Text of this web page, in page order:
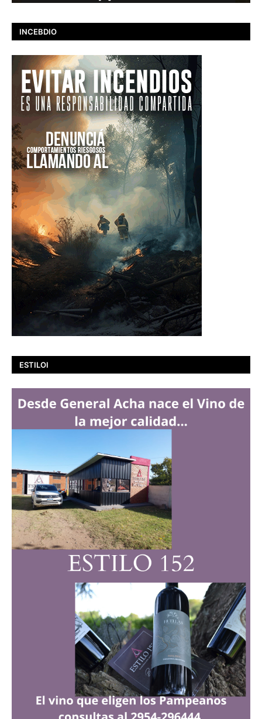
INCEBDIO
ESTILOI